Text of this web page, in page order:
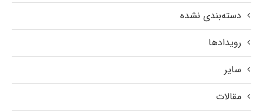
دسته‌بندی نشده
رویدادها
سایر
مقالات